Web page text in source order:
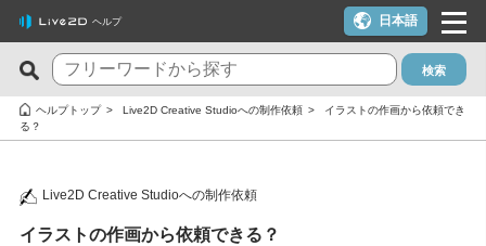
ヘルプ
新着のFAQ
Cubism Editor でファイルの保存に失敗する
役に立った質問TOP10
macOS 10.15 Catalina以降でインストールしようとすると警告
検索
ヘルプトップ Live2D Creative Studioへの制作依頼
イラストの作画から依頼でき
る？
Live2D Creative Studioへの制作依頼
イラストの作画から依頼できる？
日本語